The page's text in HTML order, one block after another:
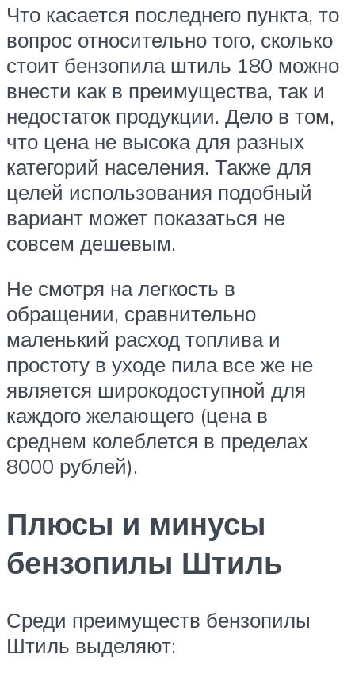
Что касается последнего пункта, то
вопрос относительно того, сколько
стоит бензопила штиль 180 можно
внести как в преимущества, так и
недостаток продукции. Дело в том,
что цена не высока для разных
категорий населения. Также для
целей использования подобный
вариант может показаться не
совсем дешевым.
Не смотря на легкость в
обращении, сравнительно
маленький расход топлива и
простоту в уходе пила все же не
является широкодоступной для
каждого желающего (цена в
среднем колеблется в пределах
8000 рублей).
Плюсы и минусы
бензопилы Штиль
Среди преимуществ бензопилы
Штиль выделяют: